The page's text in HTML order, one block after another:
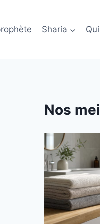
Sharia
Nos